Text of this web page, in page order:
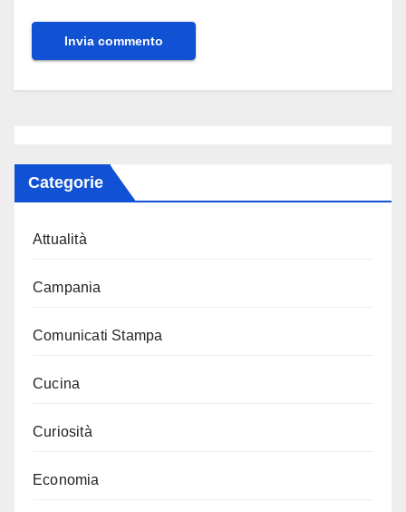
Categorie
Attualità
Campania
Comunicati Stampa
Cucina
Curiosità
Economia